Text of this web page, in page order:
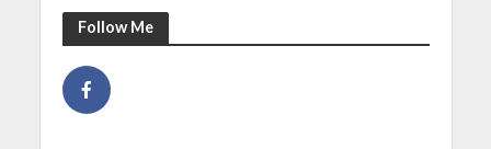
Follow Me